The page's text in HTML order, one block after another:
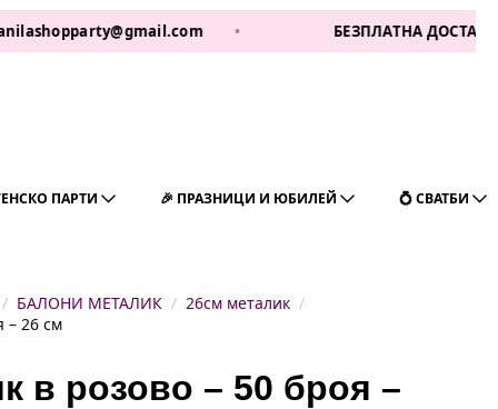
• БЕЗПЛАТНА ДОСТАВКА ЗА 1
ПАРТИ 🎉 ПРАЗНИЦИ И ЮБИЛЕЙ 💍 СВАТБИ
БАЛОНИ МЕТАЛИК
26см металик
– 26 см
в розово – 50 броя –